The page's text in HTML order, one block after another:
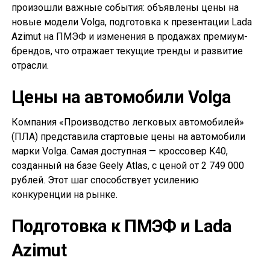
произошли важные события: объявлены цены на
новые модели Volga, подготовка к презентации Lada
Azimut на ПМЭФ и изменения в продажах премиум-
брендов, что отражает текущие тренды и развитие
отрасли.
Цены на автомобили Volga
Компания «Производство легковых автомобилей»
(ПЛА) представила стартовые цены на автомобили
марки Volga. Самая доступная — кроссовер K40,
созданный на базе Geely Atlas, с ценой от 2 749 000
рублей. Этот шаг способствует усилению
конкуренции на рынке.
Подготовка к ПМЭФ и Lada
Azimut